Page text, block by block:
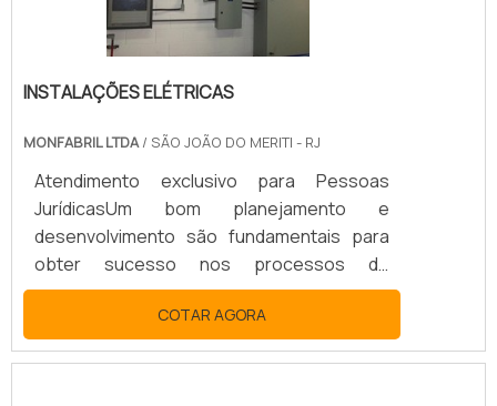
INSTALAÇÕES ELÉTRICAS
MONFABRIL LTDA/ SÃO JOÃO DO MERITI - RJ
Atendimento exclusivo para Pessoas
JurídicasUm bom planejamento e
desenvolvimento são fundamentais para
obter sucesso nos processos de
instalações elétricas. O projeto de
instalação é comumente realizado no início
de uma obra, levando em conta as
COTAR AGORA